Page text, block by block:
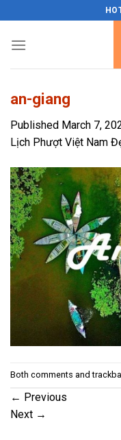
content
an-giang
Published March 7,
Lịch Phượt Việt Nam
Both comments and
← Previous
Next →